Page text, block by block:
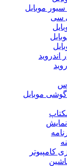
موبایل
سی
اندروید
موبایل
کامپیوتر